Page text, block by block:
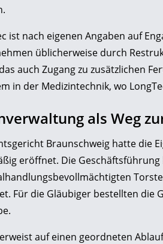
ist nach eigenen Angaben auf
üblicherweise durch
auch Zugang zu zusätzlichen
in der Medizintechnik, wo
als Weg
Braunschweig hatte die
eröffnet. Die
Für die Gläubiger bestellten die
auf einen geordneten